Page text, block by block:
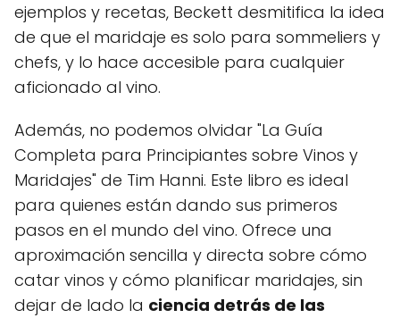
ejemplos y recetas, Beckett desmitifica la idea
de que el maridaje es solo para sommeliers y
chefs, y lo hace accesible para cualquier
aficionado al vino.
Además, no podemos olvidar "La Guía
Completa para Principiantes sobre Vinos y
Maridajes" de Tim Hanni. Este libro es ideal
para quienes están dando sus primeros
pasos en el mundo del vino. Ofrece una
aproximación sencilla y directa sobre cómo
catar vinos y cómo planificar maridajes, sin
dejar de lado la ciencia detrás de las